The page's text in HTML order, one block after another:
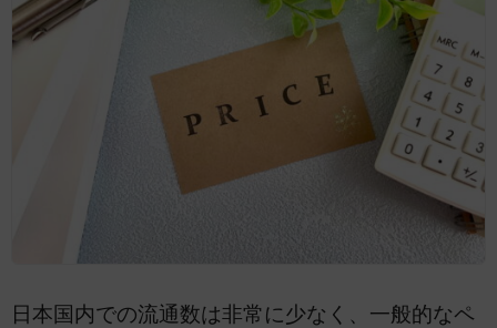
日本国内での流通数は非常に少なく、一般的なペ